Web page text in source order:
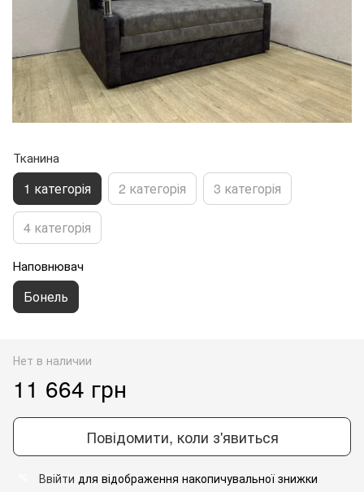
Тканина
1 категорія 2 категорія 3 категорія
4 категорія
Наповнювач
Бонель
Нет в наличии
11 664 грн
Повідомити, коли з'явиться
Ввійти для відображення накопичувальної знижки